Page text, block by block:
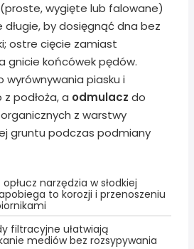
(proste, wygięte lub falowane)
by dosięgnąć dna bez
ostre cięcie zamiast
gnicie końcówek pędów.
wyrównywania piasku i
podłoża, a odmulacz do
z warstwy
gruntu podczas podmiany
narzędzia w słodkiej
to korozji i przenoszeniu
filtracyjne ułatwiają
mediów bez rozsypywania